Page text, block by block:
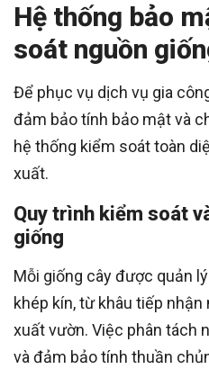
Hệ thống bảo
soát nguồn
Để phục vụ dịch vụ gia
đảm bảo tính bảo mật và
hệ thống kiểm soát toàn
xuất.
Quy trình kiểm soát
giống
Mỗi giống cây được quản
khép kín, từ khâu tiếp
xuất vườn. Việc phân tách
và đảm bảo tính thuần